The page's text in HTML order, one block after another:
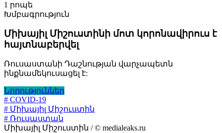
1 րոպե
Խմբագրություն
Միխայիլ Միշուստինի մոտ կորոնավիրուս է
հայտնաբերվել
Ռուսաստանի Դաշնության վարչապետն
ինքնամեկուսացել է:
Նորություններ
# COVID-19
# Միխայիլ Միշուստին
# Ռուսաստան
Միխայիլ Միշուստին / © medialeaks.ru